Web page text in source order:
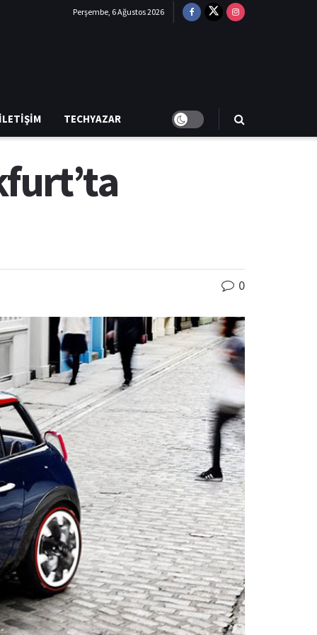
Perşembe, 6 Ağustos 2026
TECHYAZAR
0